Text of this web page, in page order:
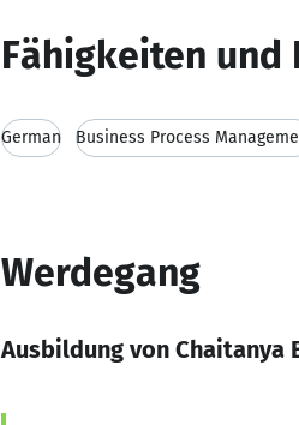
Fähigkeiten und
German Business Process
Werdegang
Ausbildung von Chaitanya